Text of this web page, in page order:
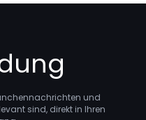
und
sind, direkt in Ihren